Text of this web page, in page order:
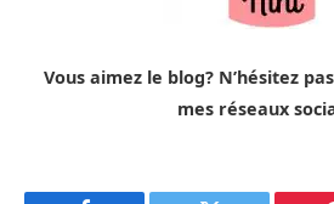
Vous aimez le blog? N’hésitez
mes réseaux